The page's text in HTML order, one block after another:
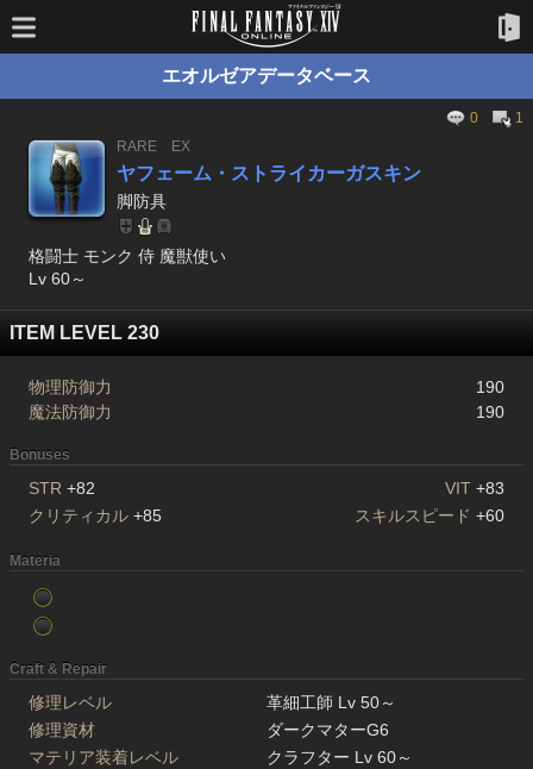
エオルゼアデータベース
0
1
RARE
EX
ヤフェーム・ストライカーガスキン
脚防具
格闘士 モンク 侍 魔獣使い
Lv 60～
ITEM LEVEL 230
物理防御力
190
魔法防御力
190
Bonuses
STR +82 VIT +83
クリティカル +85 スキルスピード +60
Materia
Craft & Repair
修理レベル
革細工師 Lv 50～
修理資材
ダークマターG6
マテリア装着レベル
クラフター Lv 60～